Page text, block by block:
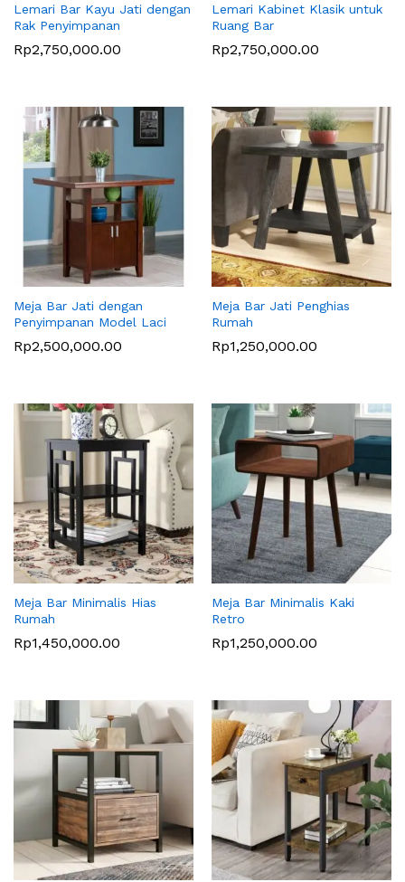
Lemari Bar Kayu Jati dengan
Rak Penyimpanan
Rp2,750,000.00
Lemari Kabinet Klasik untuk
Ruang Bar
Rp2,750,000.00
Meja Bar Jati dengan
Penyimpanan Model Laci
Rp2,500,000.00
Meja Bar Jati Penghias
Rumah
Rp1,250,000.00
Meja Bar Minimalis Hias
Rumah
Rp1,450,000.00
Meja Bar Minimalis Kaki
Retro
Rp1,250,000.00